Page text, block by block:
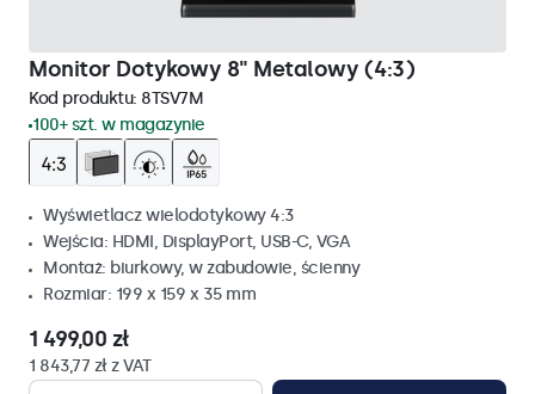
Monitor Dotykowy 8" Metalowy (4:3)
Kod produktu: 8TSV7M
100+ szt. w magazynie
Wyświetlacz wielodotykowy 4:3
Wejścia: HDMI, DisplayPort, USB-C, VGA
Montaż: biurkowy, w zabudowie, ścienny
Rozmiar: 199 x 159 x 35 mm
1 499,00 zł
1 843,77 zł z VAT